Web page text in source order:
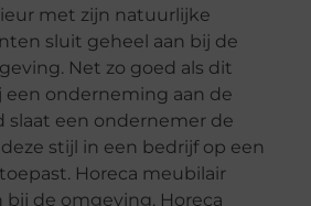
met zijn natuurlijke
sluit geheel aan bij de
Net zo goed als dit
een onderneming aan de
slaat een ondernemer de
stijl in een bedrijf op een
Horeca meubilair
de omgeving. Horeca